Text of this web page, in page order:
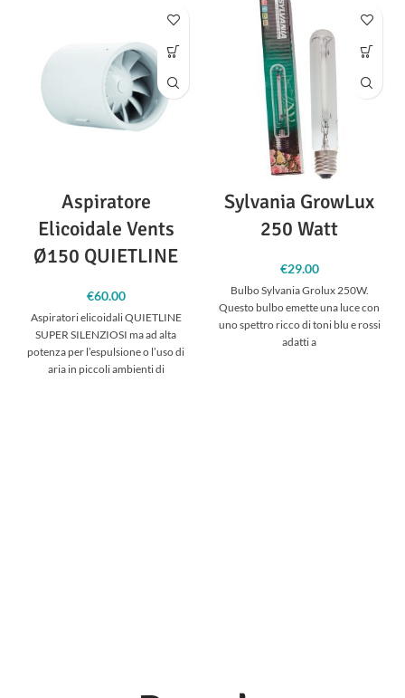
Aspiratore
Elicoidale Vents
Ø150 QUIETLINE
€60.00
Aspiratori elicoidali QUIETLINE
SUPER SILENZIOSI ma ad alta
potenza per l’espulsione o l’uso di
aria in piccoli ambienti di
Sylvania GrowLux
250 Watt
€29.00
Bulbo Sylvania Grolux 250W.
Questo bulbo emette una luce con
uno spettro ricco di toni blu e rossi
adatti a